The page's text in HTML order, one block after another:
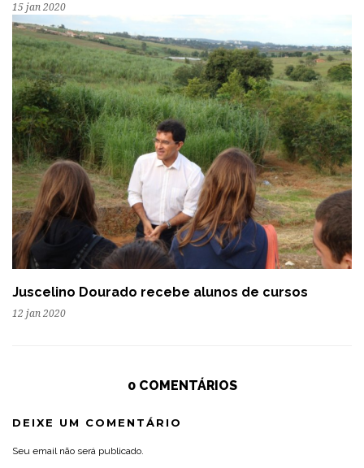
15 jan 2020
Juscelino Dourado recebe alunos de cursos
12 jan 2020
0 COMENTÁRIOS
DEIXE UM COMENTÁRIO
Seu email não será publicado.